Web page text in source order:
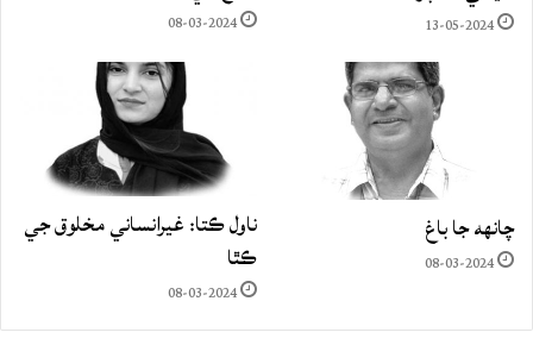
13-05-2024
08-03-2024
چانهه جا باغ
08-03-2024
ناول ڪتا: غيرانساني مخلوق جي
ڪٿا
08-03-2024